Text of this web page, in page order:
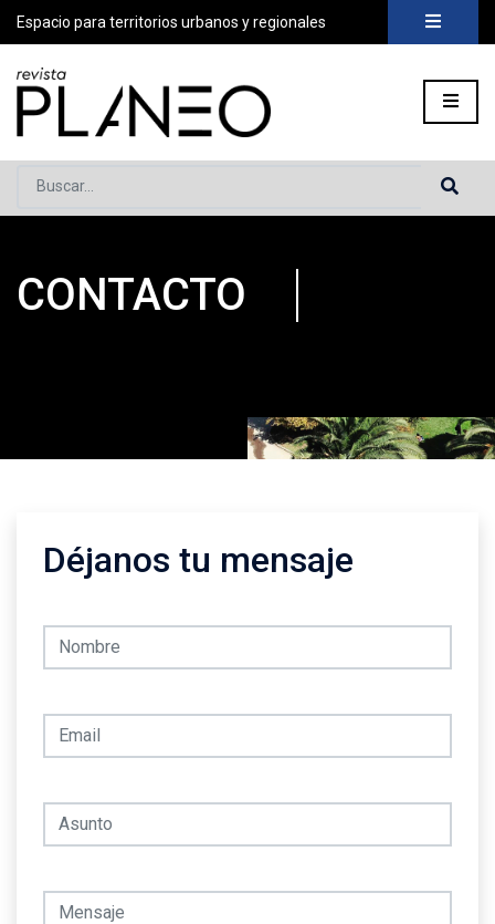
Espacio para territorios urbanos y regionales
Buscar...
Portada » Contacto
CONTACTO
Déjanos tu mensaje